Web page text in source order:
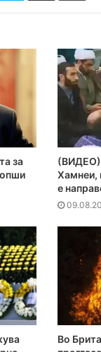
за
(ВИДЕО)
Хамнеи,
е
Во